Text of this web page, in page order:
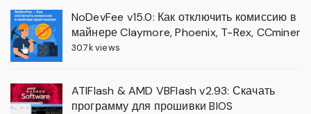
NoDevFee v15.0: Как отключить комиссию в
майнере Claymore, Phoenix, T-Rex, CCminer
30.7k views
ATIFlash & AMD VBFlash v2.93: Скачать
программу для прошивки BIOS